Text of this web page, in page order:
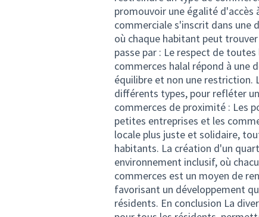
promouvoir une égalité d'accès
commerciale s'inscrit dans une
où chaque habitant peut
passe par : Le respect de
commerces halal répond à une
équilibre et non une restriction.
différents types, pour refléter
commerces de proximité : Les
petites entreprises et les
locale plus juste et solidaire,
habitants. La création d'un
environnement inclusif, où
commerces est un moyen de
favorisant un développement
résidents. En conclusion La